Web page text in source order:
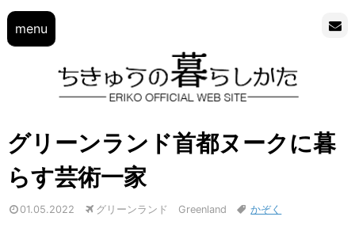
menu
グリーンランド首都ヌークに暮
らす芸術一家
01.05.2022 グリーンランド Greenland かぞく